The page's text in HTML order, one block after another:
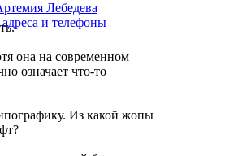
она на современном
означает что-то
Из какой жопы
Лебедева
адреса и телефоны